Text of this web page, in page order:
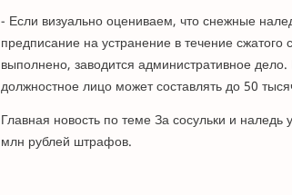
- Если визуально оцениваем, что снежные
предписание на устранение в течение
выполнено, заводится административное
должностное лицо может составлять до 50
Главная новость по теме За сосульки и
млн рублей штрафов.